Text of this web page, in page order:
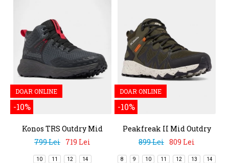
DOAR ONLINE
-10%
Konos TRS Outdry Mid
799 Lei 719 Lei
10 11 12 14
DOAR ONLINE
-10%
Peakfreak II Mid Outdry
899 Lei 809 Lei
8 9 10 11 12 13 14